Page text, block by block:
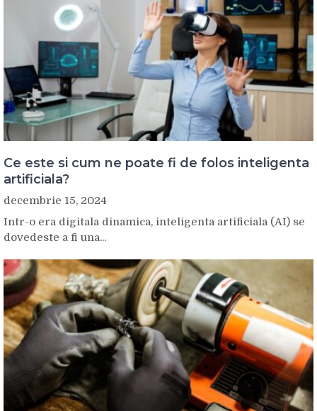
Ce este si cum ne poate fi de folos inteligenta
artificiala?
decembrie 15, 2024
Intr-o era digitala dinamica, inteligenta artificiala (AI) se
dovedeste a fi una...